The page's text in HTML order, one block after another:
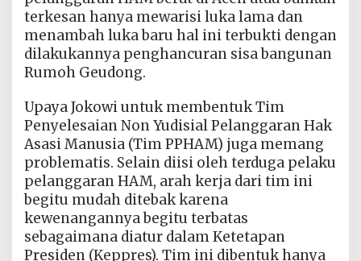
terkesan hanya mewarisi luka lama dan
menambah luka baru hal ini terbukti dengan
dilakukannya penghancuran sisa bangunan
Rumoh Geudong.
Upaya Jokowi untuk membentuk Tim
Penyelesaian Non Yudisial Pelanggaran Hak
Asasi Manusia (Tim PPHAM) juga memang
problematis. Selain diisi oleh terduga pelaku
pelanggaran HAM, arah kerja dari tim ini
begitu mudah ditebak karena
kewenangannya begitu terbatas
sebagaimana diatur dalam Ketetapan
Presiden (Keppres). Tim ini dibentuk hanya